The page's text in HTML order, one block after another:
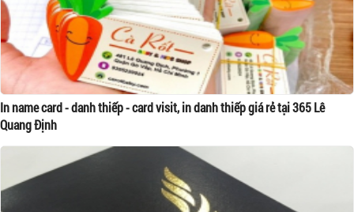
In name card - danh thiếp - card visit, in danh thiếp giá rẻ tại 365 Lê
Quang Định